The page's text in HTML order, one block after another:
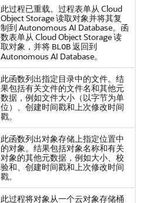
此过程已重载。过程表单从 Cloud
Object Storage 读取对象并将其复
制到 Autonomous AI Database。函
数表单从 Cloud Object Storage 读
取对象，并将 BLOB返回到
Autonomous AI Database。
此函数列出指定目录中的文件。结
果包括有关文件的文件名和其他元
数据，例如文件大小（以字节为单
位）、创建时间戳和上次修改时间
戳。
此函数列出对象存储上指定位置中
的对象。结果包括对象名称和有关
对象的其他元数据，例如大小、校
验和、创建时间戳和上次修改时间
戳。
此过程将对象从一个云对象存储桶